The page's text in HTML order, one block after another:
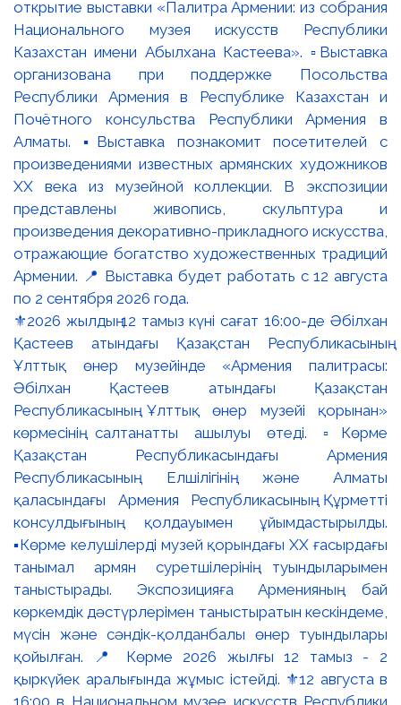
⚜️2026 жылдың 12 тамыз күні сағат 16:00-де Әбілхан
Қастеев атындағы Қазақстан Республикасының
Ұлттық өнер музейінде «Армения палитрасы:
Әбілхан Қастеев атындағы Қазақстан
Республикасының Ұлттық өнер музейі қорынан»
көрмесінің салтанатты ашылуы өтеді. ▫️Көрме
Қазақстан Республикасындағы Армения
Республикасының Елшілігінің және Алматы
қаласындағы Армения Республикасының Құрметті
консулдығының қолдауымен ұйымдастырылды.
▪️Көрме келушілерді музей қорындағы ХХ ғасырдағы
танымал армян суретшілерінің туындыларымен
таныстырады. Экспозицияға Арменияның бай
көркемдік дәстүрлерімен таныстыратын кескіндеме,
мүсін және сәндік-қолданбалы өнер туындылары
қойылған. 📍 Көрме 2026 жылғы 12 тамыз - 2
қыркүйек аралығында жұмыс істейді. ⚜️12 августа в